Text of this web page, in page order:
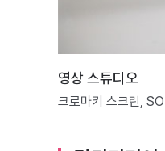
영상 스튜디오
크로마키 스크린,